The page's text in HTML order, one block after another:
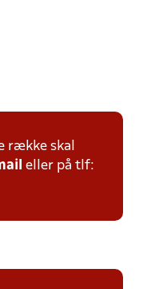
række skal
eller på tlf: